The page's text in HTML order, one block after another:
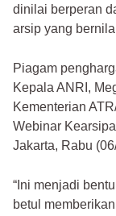
dinilai berperan
arsip yang
Piagam
Kepala ANRI,
Kementerian
Webinar
Jakarta, Rabu
“Ini menjadi
betul